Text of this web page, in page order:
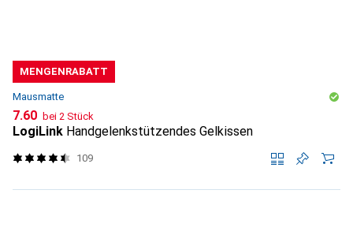
MENGENRABATT
Mausmatte
CHF
7.60 bei 2 Stück
LogiLink Handgelenkstützendes Gelkissen
109